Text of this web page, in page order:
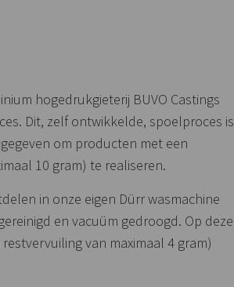
hogedrukgieterij BUVO Castings
Dit, zelf ontwikkelde, spoelproces is
om producten met een
10 gram) te realiseren.
in onze eigen Dürr wasmachine
en vacuüm gedroogd. Op deze
van maximaal 4 gram)